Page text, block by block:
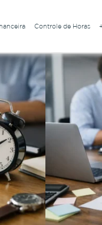
Controle de Horas